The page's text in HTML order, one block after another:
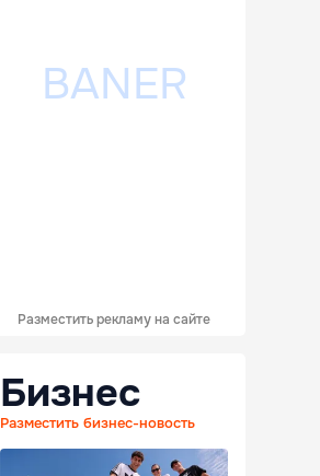
Разместить рекламу на сайте
Бизнес
Разместить бизнес-новость